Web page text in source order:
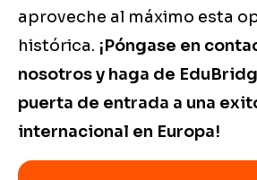
aproveche al máximo esta
histórica. ¡Póngase en
nosotros y haga de
puerta de entrada a una
internacional en Europa!